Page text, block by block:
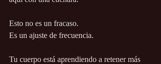
Esto no es un fracaso.
Es un ajuste de frecuencia.
Tu cuerpo está aprendiendo a retener más